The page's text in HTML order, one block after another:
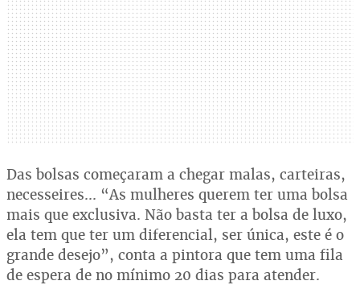
Das bolsas começaram a chegar malas, carteiras,
necesseires... “As mulheres querem ter uma bolsa
mais que exclusiva. Não basta ter a bolsa de luxo,
ela tem que ter um diferencial, ser única, este é o
grande desejo”, conta a pintora que tem uma fila
de espera de no mínimo 20 dias para atender.